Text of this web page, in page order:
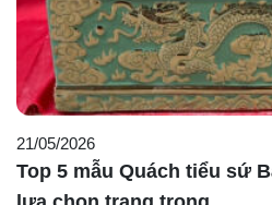
21/05/2026
Top 5 mẫu Quách tiểu sứ